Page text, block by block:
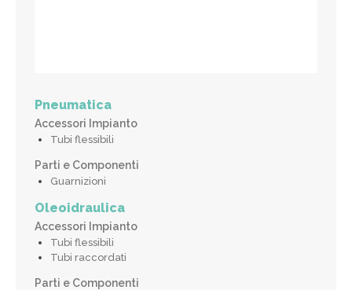
Pneumatica
Accessori Impianto
Tubi flessibili
Parti e Componenti
Guarnizioni
Oleoidraulica
Accessori Impianto
Tubi flessibili
Tubi raccordati
Parti e Componenti